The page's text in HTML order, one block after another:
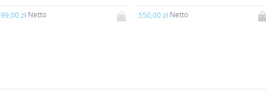
złNetto 550,00 złNetto